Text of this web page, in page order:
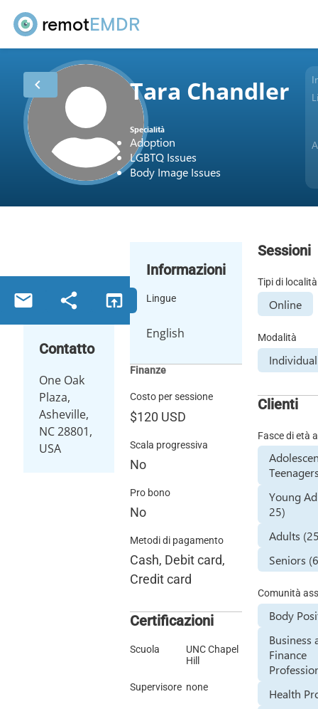
remotEMDR
chevron_left Tara Chandler
Specialità
Adoption
LGBTQ Issues
Body Image Issues
email share open_in_browser
Contatto
One Oak
Plaza,
Asheville,
NC 28801,
USA
Informazioni
Lingue
English
Finanze
Costo per sessione
$120 USD
Scala progressiva
No
Pro bono
No
Metodi di pagamento
Cash, Debit card,
Credit card
Certificazioni
Scuola
UNC Chapel
Hill
Supervisore none
Sessioni
Tipi di località
Online
Modalità
Clienti
Fasce di età
Young
25)
Adults
Seniors
Comunità
Body
Business
Finance
Health